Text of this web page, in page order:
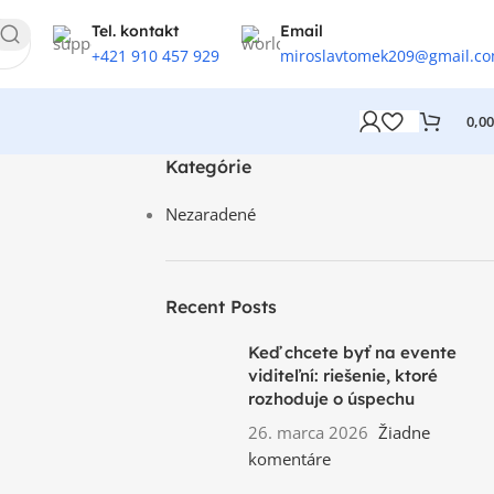
Tel. kontakt
+421 910 457 929
Email
Kategórie
Nezaradené
Recent Posts
Keď chcete byť na evente
viditeľní: riešenie, ktoré
rozhoduje o úspechu
26. marca 2026 Žiadne
komentáre